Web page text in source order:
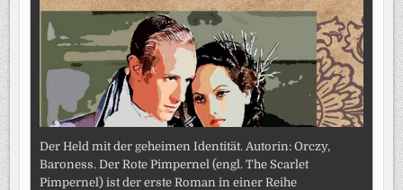
Der Held mit der geheimen Identität. Autorin: Orczy,
Baroness. Der Rote Pimpernel (engl. The Scarlet
Pimpernel) ist der erste Roman in einer Reihe